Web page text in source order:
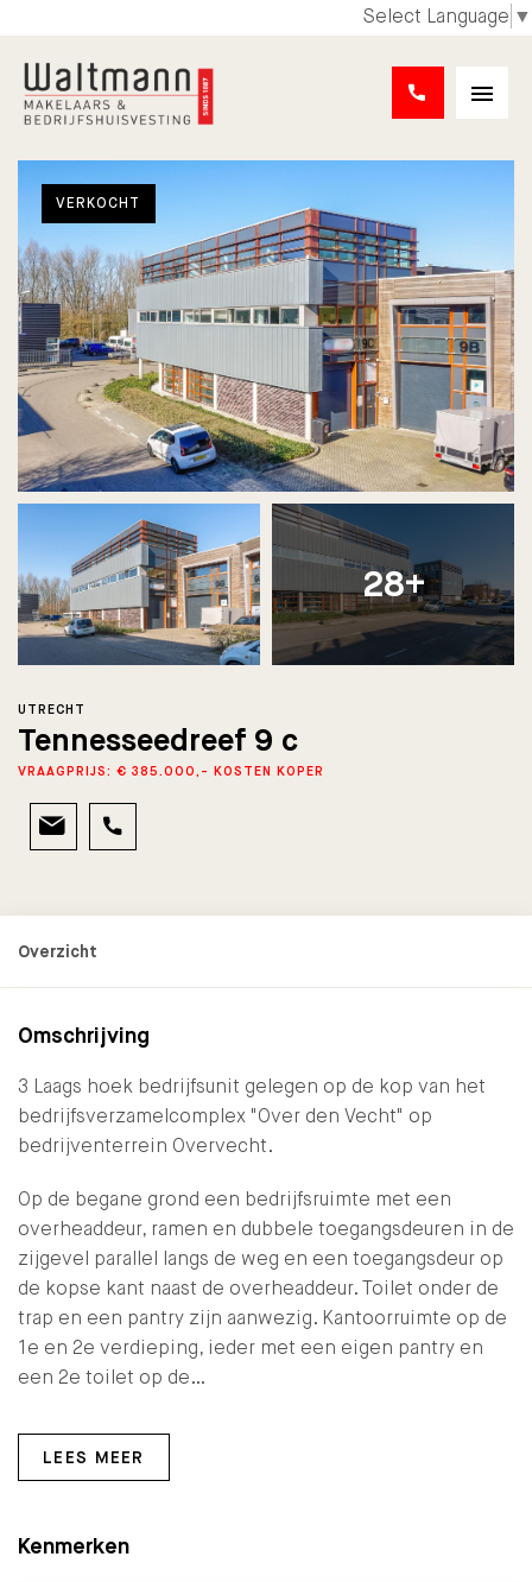
Select Language ▼
VERKOCHT
28+
Tennesseedreef 9 c
UTRECHT
VRAAGPRIJS: € 385.000,- KOSTEN KOPER
Omschrijving
3 Laags hoek bedrijfsunit gelegen op de kop van het
bedrijfsverzamelcomplex "Over den Vecht" op
bedrijventerrein Overvecht.
Op de begane grond een bedrijfsruimte met een
overheaddeur, ramen en dubbele toegangsdeuren in de
zijgevel parallel langs de weg en een toegangsdeur op
de kopse kant naast de overheaddeur. Toilet onder de
trap en een pantry zijn aanwezig. Kantoorruimte op de
1e en 2e verdieping, ieder met een eigen pantry en
een 2e toilet op de…
LEES MEER
Kenmerken